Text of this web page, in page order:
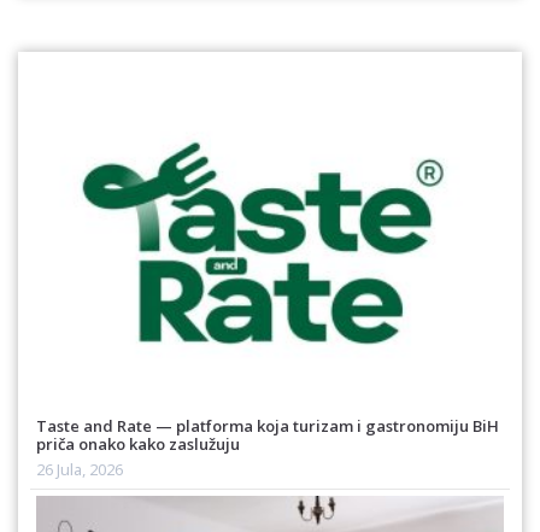
Taste and Rate — platforma koja turizam i gastronomiju BiH
priča onako kako zaslužuju
26 Jula, 2026